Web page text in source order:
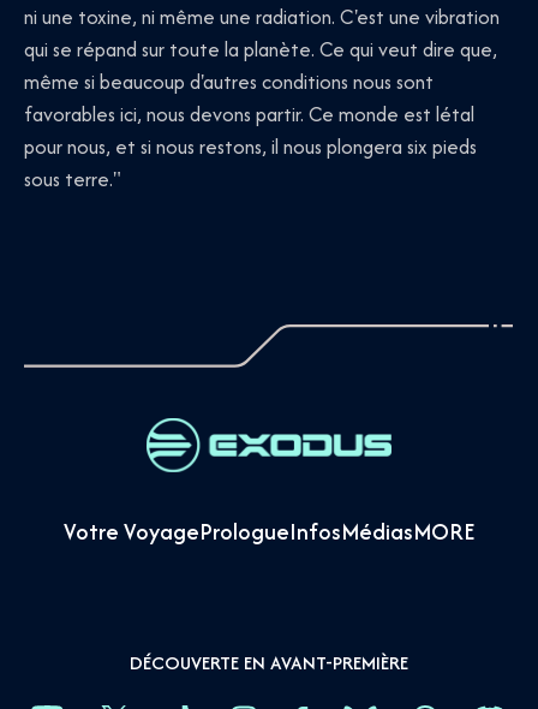
ni une toxine, ni même une radiation. C'est une vibration
qui se répand sur toute la planète. Ce qui veut dire que,
même si beaucoup d'autres conditions nous sont
favorables ici, nous devons partir. Ce monde est létal
pour nous, et si nous restons, il nous plongera six pieds
sous terre."
Votre VoyagePrologueInfosMédiasMORE
DÉCOUVERTE EN AVANT-PREMIÈRE